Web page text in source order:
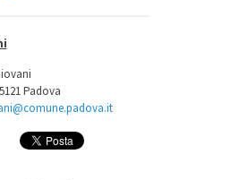
Padova